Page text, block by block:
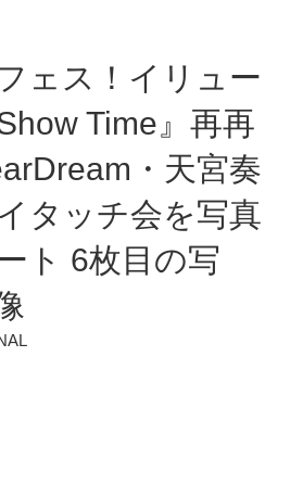
ェス！イリュー
Time』再再
・天宮奏
タッチ会を写真
ト 6枚目の写